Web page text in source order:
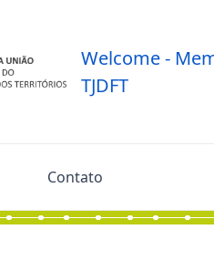
Welcome -
TJDFT
Contato